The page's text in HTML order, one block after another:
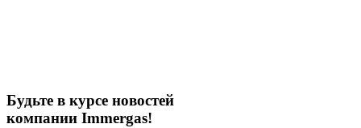
Будьте в курсе новостей
компании Immergas!